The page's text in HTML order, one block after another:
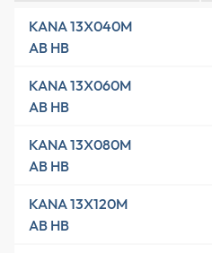
KANA 13X040M
AB HB
KANA 13X060M
AB HB
KANA 13X080M
AB HB
KANA 13X120M
AB HB